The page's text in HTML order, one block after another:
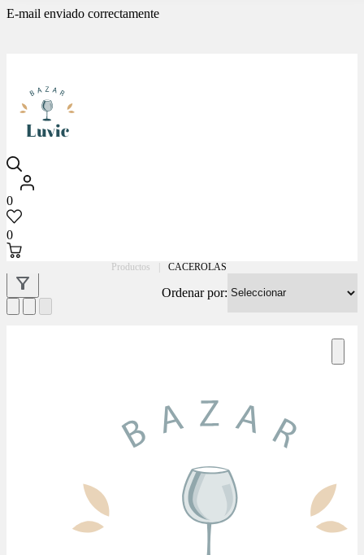
E-mail enviado correctamente
Luvic
0
0
Productos CACEROLAS
Ordenar por: